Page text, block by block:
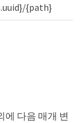
{path}
에 다음 매개 변